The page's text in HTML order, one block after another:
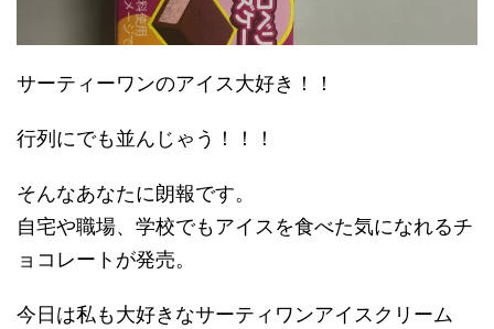
サーティーワンのアイス大好き！！
行列にでも並んじゃう！！！
そんなあなたに朗報です。
自宅や職場、学校でもアイスを食べた気になれるチ
ョコレートが発売。
今日は私も大好きなサーティワンアイスクリーム